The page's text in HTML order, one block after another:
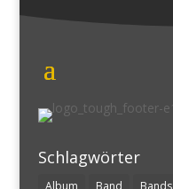
Schlagwörter
Album Band Bands